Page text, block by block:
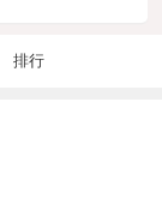
排行